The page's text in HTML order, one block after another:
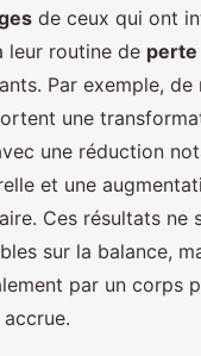
de ceux qui ont
leur routine de perte
Par exemple, de
une
une réduction
et une
Ces résultats ne
sur la balance,
par un corps